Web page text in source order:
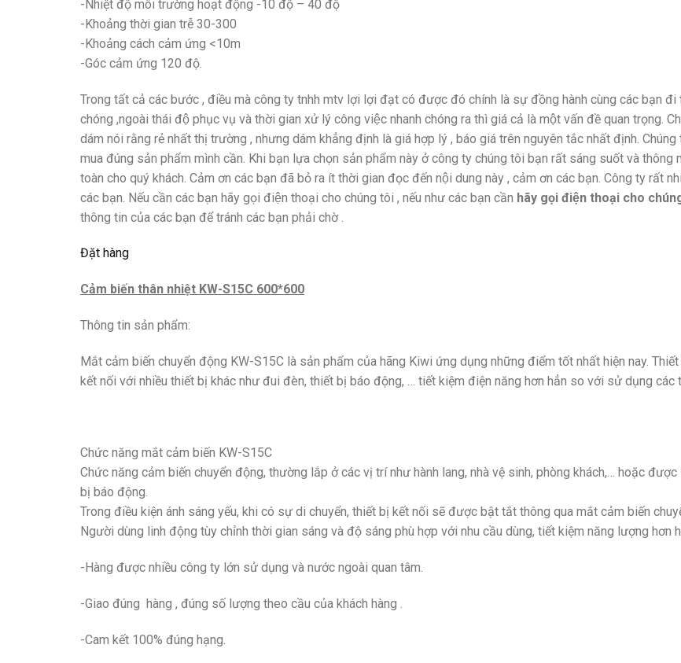
-Nhiệt độ môi trường hoạt động -10 độ – 40 độ
-Khoảng thời gian trễ 30-300
-Khoảng cách cảm ứng <10m
-Góc cảm ứng 120 độ.
Trong tất cả các bước , điều mà công ty tnhh mtv lợi lợi đạt có được đó chính là sự đồng hành cùng các bạn
chóng ,ngoài thái độ phục vụ và thời gian xử lý công việc nhanh chóng ra thì giá cả là một vấn đề quan trọng.
dám nói rằng rẻ nhất thị trường , nhưng dám khẳng định là giá hợp lý , báo giá trên nguyên tắc nhất định.
mua đúng sản phẩm mình cần. Khi bạn lựa chọn sản phẩm này ở công ty chúng tôi bạn rất sáng suốt và
toàn cho quý khách. Cảm ơn các bạn đã bỏ ra ít thời gian đọc đến nội dung này , cảm ơn các bạn. Công ty rất
các bạn. Nếu cần các bạn hãy gọi điện thoại cho chúng tôi , nếu như các bạn cần hãy gọi điện thoại cho
thông tin của các bạn để tránh các bạn phải chờ .
Đặt hàng
Cảm biến thân nhiệt KW-S15C 600*600
Thông tin sản phẩm:
Mắt cảm biến chuyển động KW-S15C là sản phẩm của hãng Kiwi ứng dụng những điểm tốt nhất hiện nay.
kết nối với nhiều thiết bị khác như đui đèn, thiết bị báo động, … tiết kiệm điện năng hơn hẳn so với sử dụng các
Chức năng mắt cảm biến KW-S15C
Chức năng cảm biến chuyển động, thường lắp ở các vị trí như hành lang, nhà vệ sinh, phòng khách,… hoặc
bị báo động.
Trong điều kiện ánh sáng yếu, khi có sự di chuyển, thiết bị kết nối sẽ được bật tắt thông qua mắt cảm biến
Người dùng linh động tùy chỉnh thời gian sáng và độ sáng phù hợp với nhu cầu dùng, tiết kiệm năng lượng hơn
-Hàng được nhiều công ty lớn sử dụng và nước ngoài quan tâm.
-Giao đúng hàng , đúng số lượng theo cầu của khách hàng .
-Cam kết 100% đúng hạng.